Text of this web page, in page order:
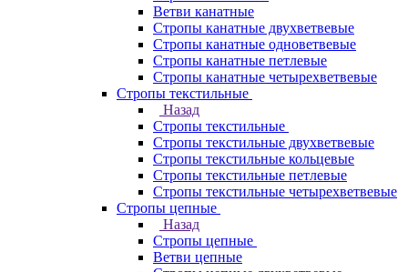
Ветви канатные
Стропы канатные двухветвевые
Стропы канатные одноветвевые
Стропы канатные петлевые
Стропы канатные четырехветвевые
Стропы текстильные
Назад
Стропы текстильные
Стропы текстильные двухветвевые
Стропы текстильные кольцевые
Стропы текстильные петлевые
Стропы текстильные четырехветвевые
Стропы цепные
Назад
Стропы цепные
Ветви цепные